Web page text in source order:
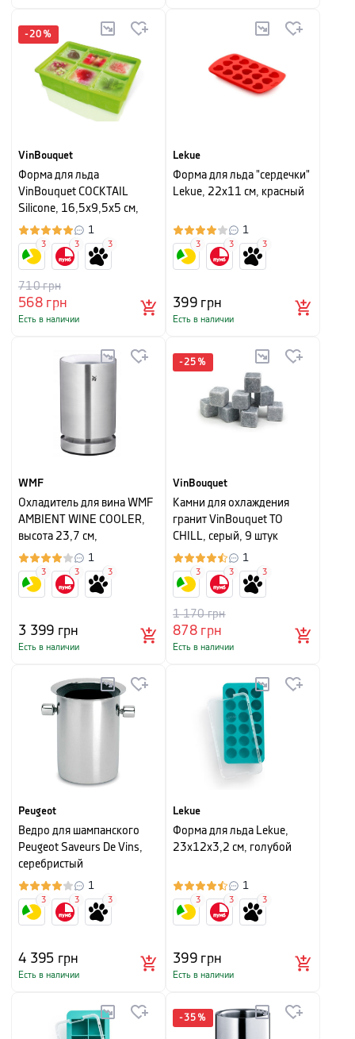
-20 %
VinBouquet
Форма для льда
VinBouquet COCKTAIL
Silicone, 16,5х9,5х5 см,
зеленый
1
568грн
710грн
Есть в наличии
3 3 3
Lekue
Форма для льда "сердечки"
Lekue, 22х11 см, красный
1
399грн
Есть в наличии
3 3 3
WMF
Охладитель для вина WMF
AMBIENT WINE COOLER,
высота 23,7 см,
серебристый 1
3 399 грн
Есть в наличии
3 3 3
-25 %
VinBouquet
Камни для охлаждения
гранит VinBouquet TO
CHILL, серый, 9 штук
1
878грн
1 170грн
Есть в наличии
3 3 3
Peugeot
Ведро для шампанского
Peugeot Saveurs De Vins,
серебристый
1
4 395 грн
Есть в наличии
3 3 3
Lekue
Форма для льда Lekue,
23х12х3,2 см, голубой
1
399грн
Есть в наличии
3 3 3
-35 %